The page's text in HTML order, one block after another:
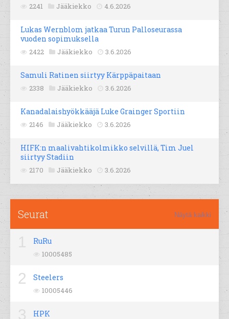
2241 Jääkiekko 4.6.2026
Lukas Wernblom jatkaa Turun Palloseurassa
vuoden sopimuksella
2422 Jääkiekko 3.6.2026
Samuli Ratinen siirtyy Kärppäpaitaan
2338 Jääkiekko 3.6.2026
Kanadalaishyökkääjä Luke Grainger Sportiin
2146 Jääkiekko 3.6.2026
HIFK:n maalivahtikolmikko selvillä, Tim Juel
siirtyy Stadiin
2170 Jääkiekko 3.6.2026
Seurat Näytä kaikki
RuRu
10005485
2 Steelers
10005446
HPK